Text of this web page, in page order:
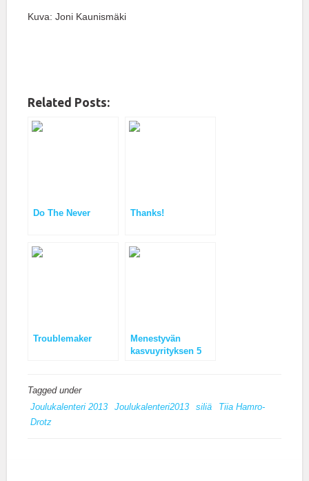
Kuva: Joni Kaunismäki
Related Posts:
Do The Never Thanks!
Troublemaker
Menestyvän
kasvuyrityksen 5
Tagged under
Joulukalenteri 2013
Joulukalenteri2013 siliä
Tiia Hamro-
Drotz